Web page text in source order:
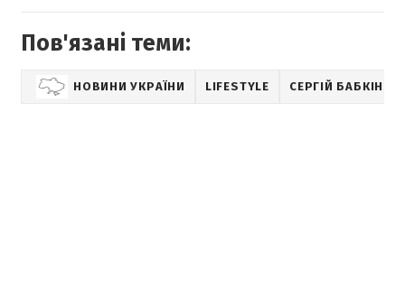
Пов'язані теми:
НОВИНИ УКРАЇНИ LIFESTYLE СЕРГІЙ БАБКІН